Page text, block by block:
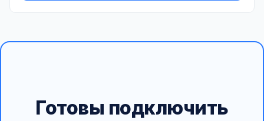
Готовы подключить